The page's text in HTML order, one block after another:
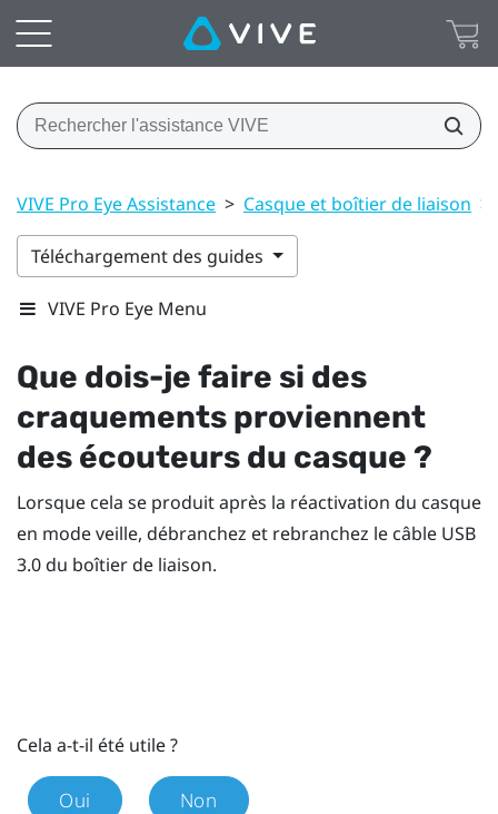
VIVE Pro Eye Assistance > Casque et boîtier de liaison >
Téléchargement des guides
VIVE Pro Eye Menu
Que dois-je faire si des
craquements proviennent
des écouteurs du casque ?
Lorsque cela se produit après la réactivation du casque
en mode veille, débranchez et rebranchez le câble USB
3.0 du boîtier de liaison.
Cela a-t-il été utile ?
Oui Non